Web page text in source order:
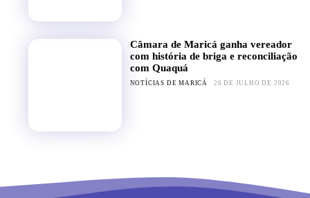
Câmara de Maricá ganha vereador
com história de briga e reconciliação
com Quaquá
NOTÍCIAS DE MARICÁ 26 DE JULHO DE 2026